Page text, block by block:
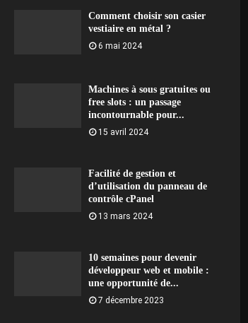
Comment choisir son casier
vestiaire en métal ?
6 mai 2024
Machines à sous gratuites ou
free slots : un passage
incontournable pour...
15 avril 2024
Facilité de gestion et
d’utilisation du panneau de
contrôle cPanel
13 mars 2024
10 semaines pour devenir
développeur web et mobile :
une opportunité de...
7 décembre 2023